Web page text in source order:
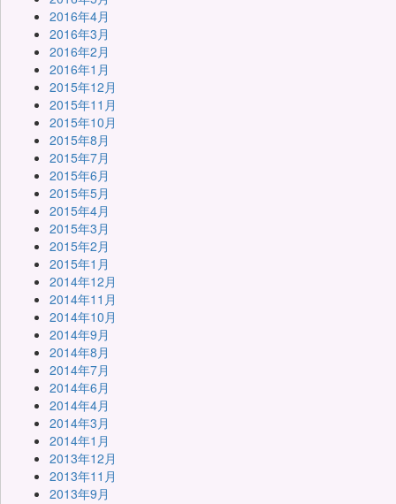
2016年4月
2016年3月
2016年2月
2016年1月
2015年12月
2015年11月
2015年10月
2015年8月
2015年7月
2015年6月
2015年5月
2015年4月
2015年3月
2015年2月
2015年1月
2014年12月
2014年11月
2014年10月
2014年9月
2014年8月
2014年7月
2014年6月
2014年4月
2014年3月
2014年1月
2013年12月
2013年11月
2013年9月